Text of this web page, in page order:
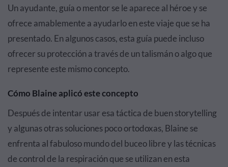
Un ayudante, guía o mentor se le aparece al héroe y se
ofrece amablemente a ayudarlo en este viaje que se ha
presentado. En algunos casos, esta guía puede incluso
ofrecer su protección a través de un talismán o algo que
represente este mismo concepto.
Cómo Blaine aplicó este concepto
Después de intentar usar esa táctica de buen storytelling
y algunas otras soluciones poco ortodoxas, Blaine se
enfrenta al fabuloso mundo del buceo libre y las técnicas
de control de la respiración que se utilizan en esta